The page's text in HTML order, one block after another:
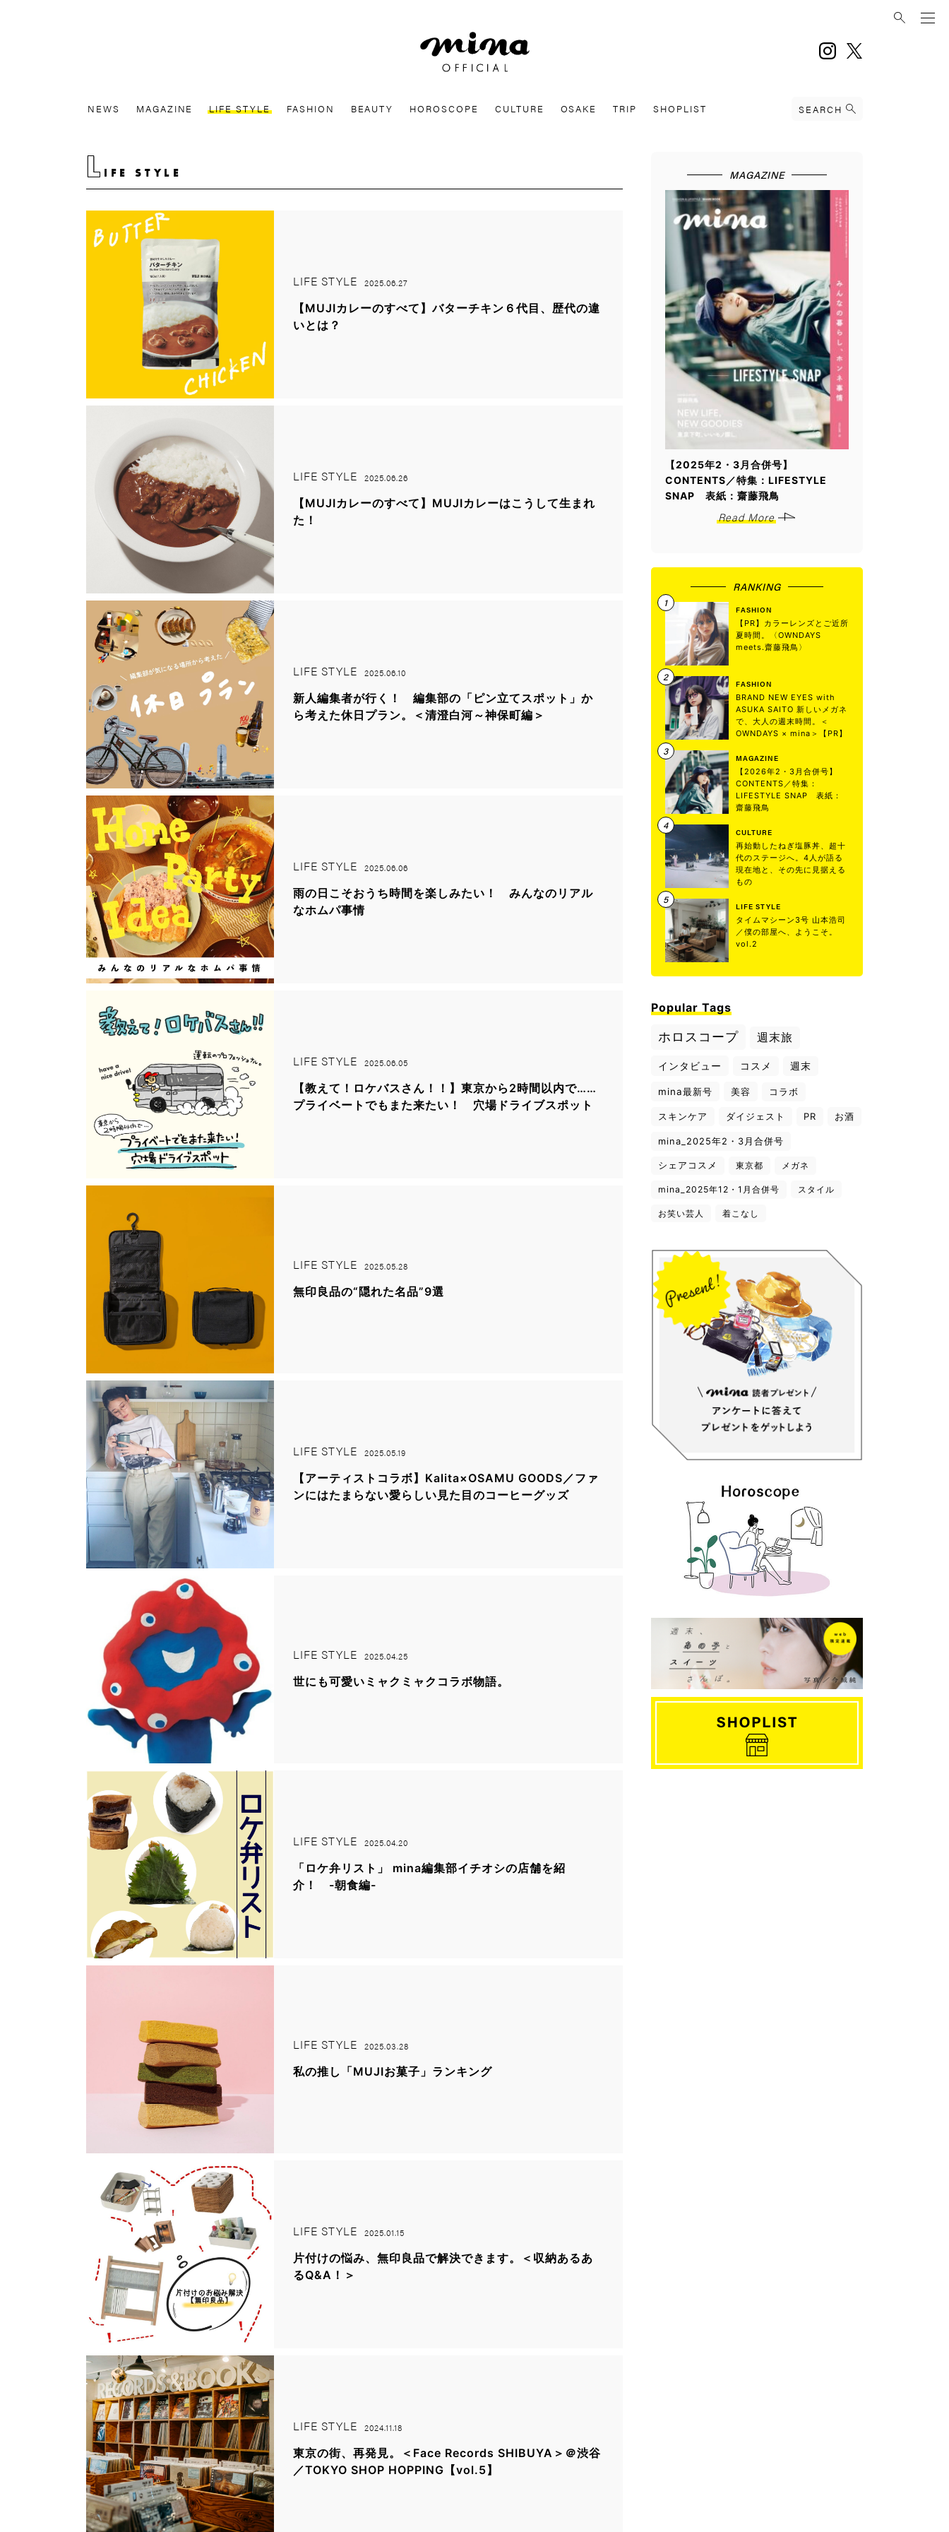
instagram
NEWS MAGAZINE LIFE STYLE FASHION BEAUTY HOROSCOPE CULTURE OSAKE TRIP SHOPLIST SEARCH
L IFE STYLE
LIFE STYLE 2025.06.27
【MUJIカレーのすべて】バターチキン６代目、歴代の違
いとは？
LIFE STYLE 2025.06.26
【MUJIカレーのすべて】MUJIカレーはこうして生まれ
た！
LIFE STYLE 2025.06.10
新人編集者が行く！ 編集部の「ピン立てスポット」か
ら考えた休日プラン。＜清澄白河～神保町編＞
LIFE STYLE 2025.06.06
雨の日こそおうち時間を楽しみたい！ みんなのリアル
なホムパ事情
LIFE STYLE 2025.06.05
【教えて！ロケバスさん！！】東京から2時間以内で……
プライベートでもまた来たい！ 穴場ドライブスポット
LIFE STYLE 2025.05.28
無印良品の“隠れた名品”9選
LIFE STYLE 2025.05.19
【アーティストコラボ】Kalita×OSAMU GOODS／ファ
ンにはたまらない愛らしい見た目のコーヒーグッズ
LIFE STYLE 2025.04.25
世にも可愛いミャクミャクコラボ物語。
LIFE STYLE 2025.04.20
「ロケ弁リスト」 mina編集部イチオシの店舗を紹
介！ -朝食編-
LIFE STYLE 2025.03.28
私の推し「MUJIお菓子」ランキング
LIFE STYLE 2025.01.15
片付けの悩み、無印良品で解決できます。＜収納あるあ
るQ&A！＞
LIFE STYLE 2024.11.18
東京の街、再発見。＜Face Records SHIBUYA＞＠渋谷
／TOKYO SHOP HOPPING【vol.5】
MAGAZINE
【2025年2・3月合併号】
CONTENTS／特集：LIFESTYLE
SNAP 表紙：齋藤飛鳥
Read More
RANKING
FASHION
【PR】カラーレンズとご近所
夏時間。〈OWNDAYS
meets.齋藤飛鳥〉
FASHION
BRAND NEW EYES with
ASUKA SAITO 新しいメガネ
で、大人の週末時間。＜
OWNDAYS × mina＞【PR】
MAGAZINE
【2026年2・3月合併号】
CONTENTS／特集：
LIFESTYLE SNAP 表紙：
齋藤飛鳥
CULTURE
再始動したねぎ塩豚丼、超十
代のステージへ。4人が語る
現在地と、その先に見据える
もの
LIFE STYLE
タイムマシーン3号 山本浩司
／僕の部屋へ、ようこそ。
vol.2
Popular Tags
ホロスコープ 週末旅
インタビュー コスメ 週末
mina最新号 美容 コラボ
スキンケア ダイジェスト PR お酒
mina_2025年2・3月合併号
シェアコスメ 東京都 メガネ
mina_2025年12・1月合併号 スタイル
お笑い芸人 着こなし